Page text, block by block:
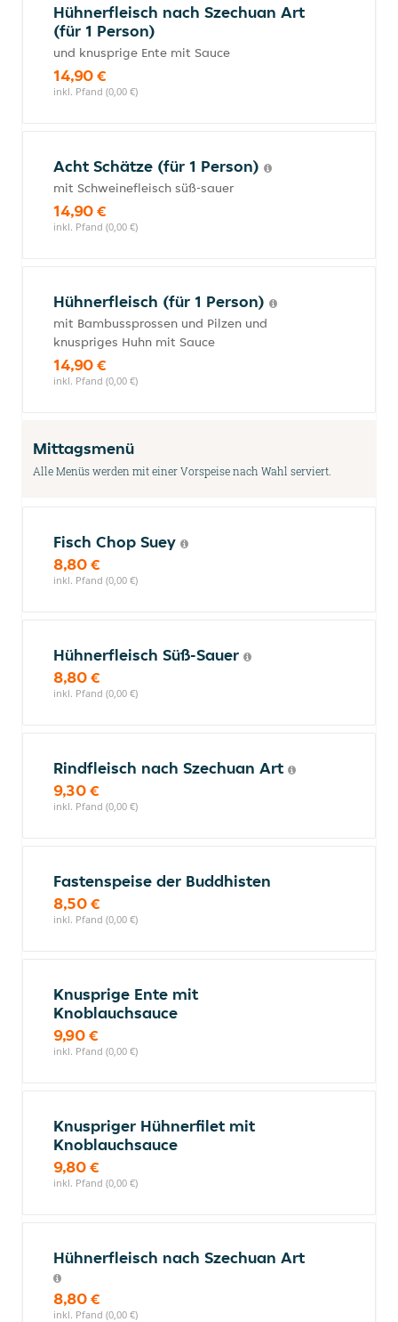
Hühnerfleisch nach Szechuan Art
(für 1 Person)
und knusprige Ente mit Sauce
14,90 €
inkl. Pfand (0,00 €)
Acht Schätze (für 1 Person)
mit Schweinefleisch süß-sauer
14,90 €
inkl. Pfand (0,00 €)
Hühnerfleisch (für 1 Person)
mit Bambussprossen und Pilzen und
knuspriges Huhn mit Sauce
14,90 €
inkl. Pfand (0,00 €)
Mittagsmenü
Alle Menüs werden mit einer Vorspeise nach Wahl serviert.
Fisch Chop Suey
8,80 €
inkl. Pfand (0,00 €)
Hühnerfleisch Süß-Sauer
8,80 €
inkl. Pfand (0,00 €)
Rindfleisch nach Szechuan Art
9,30 €
inkl. Pfand (0,00 €)
Fastenspeise der Buddhisten
8,50 €
inkl. Pfand (0,00 €)
Knusprige Ente mit
Knoblauchsauce
9,90 €
inkl. Pfand (0,00 €)
Knuspriger Hühnerfilet mit
Knoblauchsauce
9,80 €
inkl. Pfand (0,00 €)
Hühnerfleisch nach Szechuan Art
8,80 €
inkl. Pfand (0,00 €)